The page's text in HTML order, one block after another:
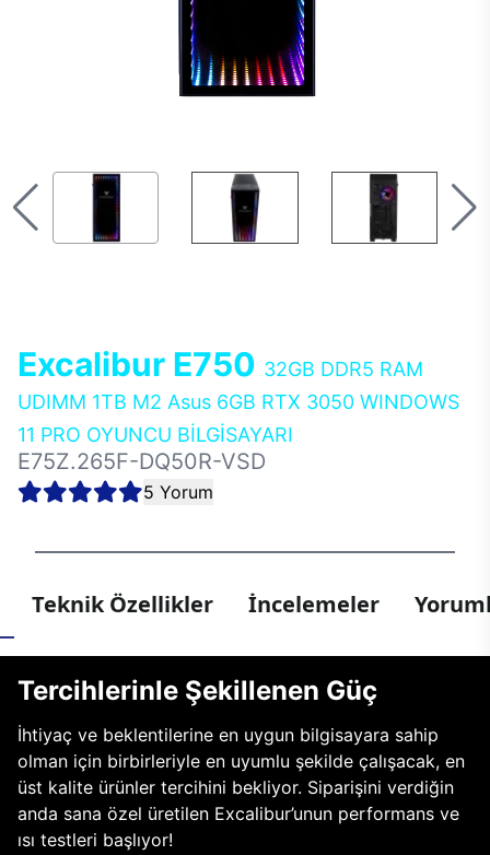
Excalibur E750 32GB DDR5 RAM
UDIMM 1TB M2 Asus 6GB RTX 3050 WINDOWS
11 PRO OYUNCU BİLGİSAYARI
E75Z.265F-DQ50R-VSD
5 Yorum
Teknik Özellikler İncelemeler
Tercihlerinle Şekillenen Güç
İhtiyaç ve beklentilerine en uygun bilgisayara sahip
olman için birbirleriyle en uyumlu şekilde çalışacak, en
üst kalite ürünler tercihini bekliyor. Siparişini verdiğin
anda sana özel üretilen Excalibur’unun performans ve
ısı testleri başlıyor!